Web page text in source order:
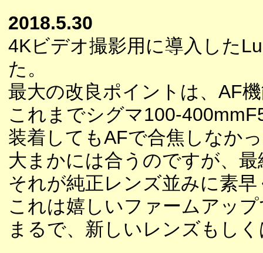
2018.5.30
4Kビデオ撮影用に導入した
た。
最大の改良ポイントは、AF
これまでシグマ100-
装着してもAFで合焦しなか
大まかには合うのですが、
それが純正レンズ並みに素
これは嬉しいファームアッ
まるで、新しいレンズもし